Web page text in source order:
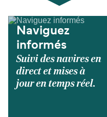
Naviguez
informés
Suivi des navires en
direct et mises à
jour en temps réel.